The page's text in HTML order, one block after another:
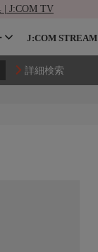
| J:COM TV
J:COM STREAM
詳細検索